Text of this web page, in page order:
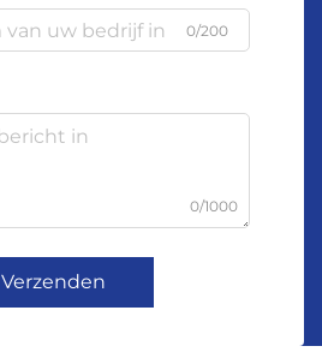
0/200
0/1000
Verzenden